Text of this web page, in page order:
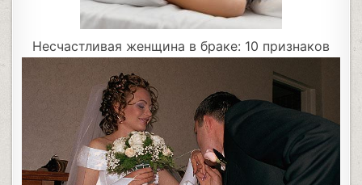
Несчастливая женщина в браке: 10 признаков